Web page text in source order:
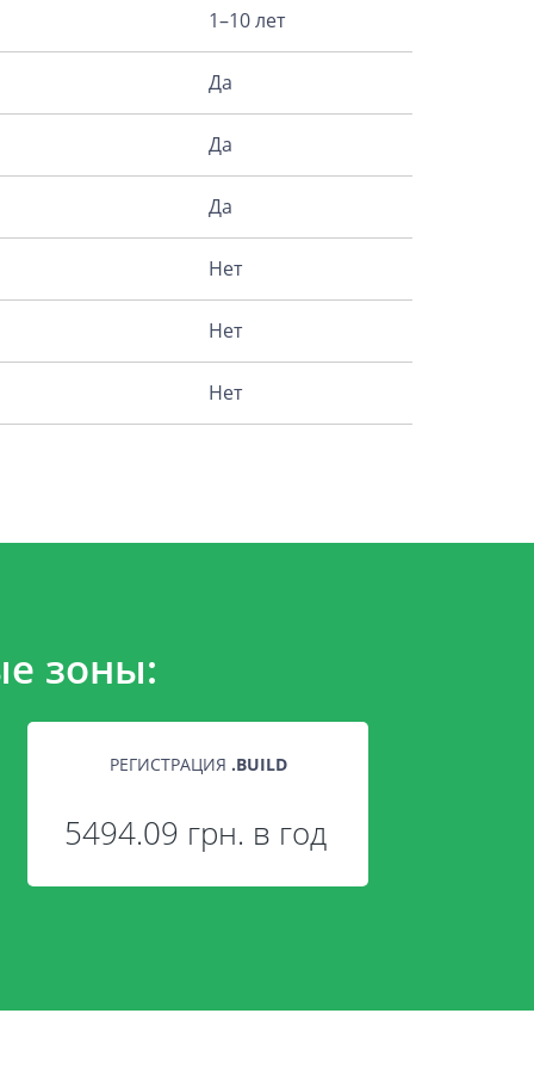
1–10 лет
Да
Да
Да
Нет
Нет
Нет
зоны:
РЕГИСТРАЦИЯ .BUILD
5494.09 грн. в год